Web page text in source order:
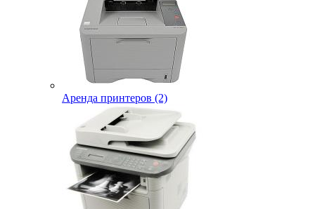
Аренда принтеров (2)